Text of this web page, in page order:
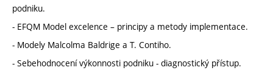
podniku.
- EFQM Model excelence – principy a metody implementace.
- Modely Malcolma Baldrige a T. Contiho.
- Sebehodnocení výkonnosti podniku - diagnostický přístup.